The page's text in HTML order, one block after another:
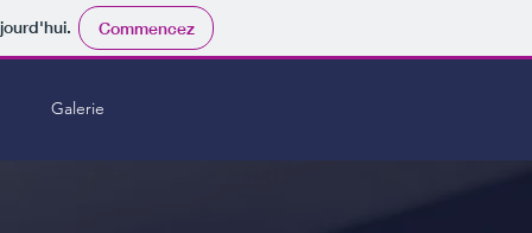
Commencez
Galerie